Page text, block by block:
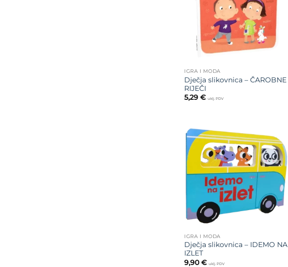
IGRA I MODA
Dječja slikovnica – ČAROBNE
RIJEČI
5,29€ uklj. PDV
Dodajte
na listu
želja
IGRA I MODA
Dječja slikovnica – IDEMO NA
IZLET
9,90€ uklj. PDV